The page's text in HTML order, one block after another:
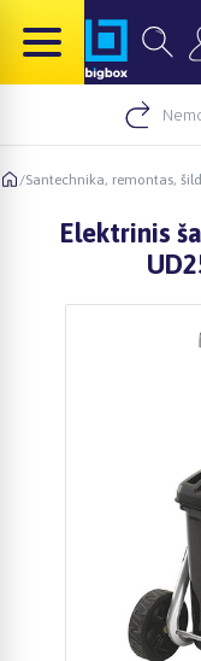
/Santechnika, remontas,
Elektrinis